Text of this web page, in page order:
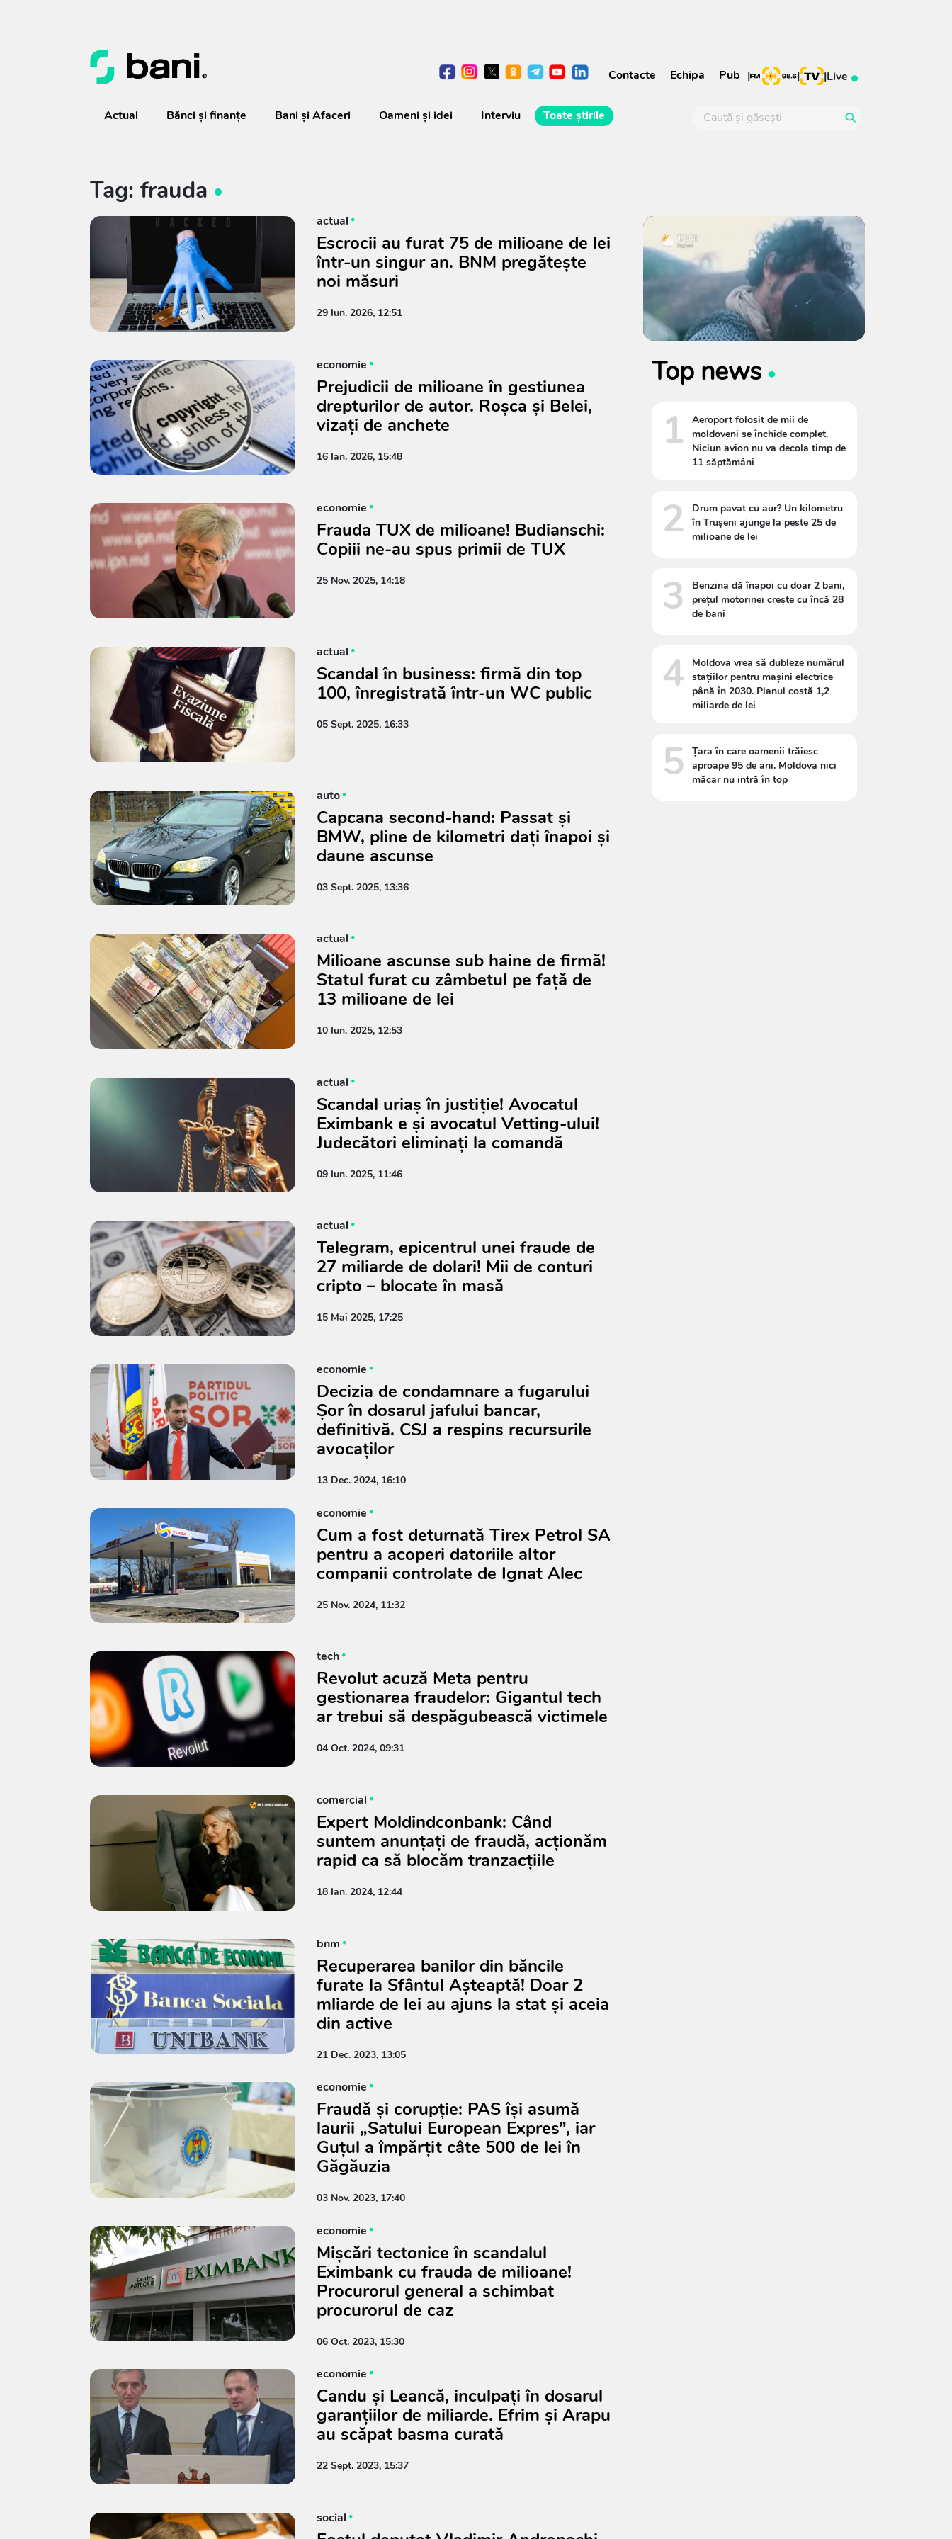
Contacte Echipa Pub | | |Live
Actual Bănci şi finanţe Bani și Afaceri Oameni şi idei Interviu Toate știrile
Tag: frauda
actual
Escrocii au furat 75 de milioane de lei
într-un singur an. BNM pregătește
noi măsuri
29 Iun. 2026, 12:51
economie
Prejudicii de milioane în gestiunea
drepturilor de autor. Roșca și Belei,
vizați de anchete
16 Ian. 2026, 15:48
economie
Frauda TUX de milioane! Budianschi:
Copiii ne-au spus primii de TUX
25 Nov. 2025, 14:18
actual
Scandal în business: firmă din top
100, înregistrată într-un WC public
05 Sept. 2025, 16:33
auto
Capcana second-hand: Passat și
BMW, pline de kilometri dați înapoi și
daune ascunse
03 Sept. 2025, 13:36
actual
Milioane ascunse sub haine de firmă!
Statul furat cu zâmbetul pe față de
13 milioane de lei
10 Iun. 2025, 12:53
actual
Scandal uriaș în justiție! Avocatul
Eximbank e și avocatul Vetting-ului!
Judecători eliminați la comandă
09 Iun. 2025, 11:46
actual
Telegram, epicentrul unei fraude de
27 miliarde de dolari! Mii de conturi
cripto – blocate în masă
15 Mai 2025, 17:25
economie
Decizia de condamnare a fugarului
Șor în dosarul jafului bancar,
definitivă. CSJ a respins recursurile
avocaților
13 Dec. 2024, 16:10
economie
Cum a fost deturnată Tirex Petrol SA
pentru a acoperi datoriile altor
companii controlate de Ignat Alec
25 Nov. 2024, 11:32
tech
Revolut acuză Meta pentru
gestionarea fraudelor: Gigantul tech
ar trebui să despăgubească victimele
04 Oct. 2024, 09:31
comercial
Expert Moldindconbank: Când
suntem anunțați de fraudă, acționăm
rapid ca să blocăm tranzacțiile
18 Ian. 2024, 12:44
bnm
Recuperarea banilor din băncile
furate la Sfântul Așteaptă! Doar 2
mliarde de lei au ajuns la stat și aceia
din active
21 Dec. 2023, 13:05
economie
Fraudă și corupție: PAS își asumă
laurii „Satului European Expres”, iar
Guțul a împărțit câte 500 de lei în
Găgăuzia
03 Nov. 2023, 17:40
economie
Mișcări tectonice în scandalul
Eximbank cu frauda de milioane!
Procurorul general a schimbat
procurorul de caz
06 Oct. 2023, 15:30
economie
Candu și Leancă, inculpați în dosarul
garanțiilor de miliarde. Efrim și Arapu
au scăpat basma curată
22 Sept. 2023, 15:37
social
Top news
1
Aeroport folosit de mii de
moldoveni se închide complet.
Niciun avion nu va decola timp de
11 săptămâni
2
Drum pavat cu aur? Un kilometru
în Trușeni ajunge la peste 25 de
milioane de lei
3
Benzina dă înapoi cu doar 2 bani,
prețul motorinei crește cu încă 28
de bani
4
Moldova vrea să dubleze numărul
stațiilor pentru mașini electrice
până în 2030. Planul costă 1,2
miliarde de lei
5
Țara în care oamenii trăiesc
aproape 95 de ani. Moldova nici
măcar nu intră în top